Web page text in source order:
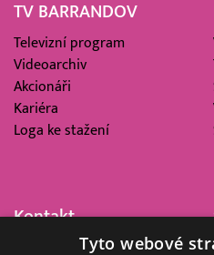
TV BARRANDOV
Televizní program
Videoarchiv
Akcionáři
Kariéra
Loga ke stažení
Kontakt
Barrandov Televizní Studio,
Tyto webové